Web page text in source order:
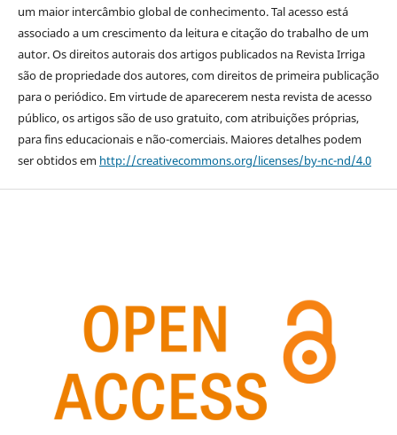
um maior intercâmbio global de conhecimento. Tal acesso está
associado a um crescimento da leitura e citação do trabalho de um
autor. Os direitos autorais dos artigos publicados na Revista Irriga
são de propriedade dos autores, com direitos de primeira publicação
para o periódico. Em virtude de aparecerem nesta revista de acesso
público, os artigos são de uso gratuito, com atribuições próprias,
para fins educacionais e não-comerciais. Maiores detalhes podem
ser obtidos em http://creativecommons.org/licenses/by-nc-nd/4.0